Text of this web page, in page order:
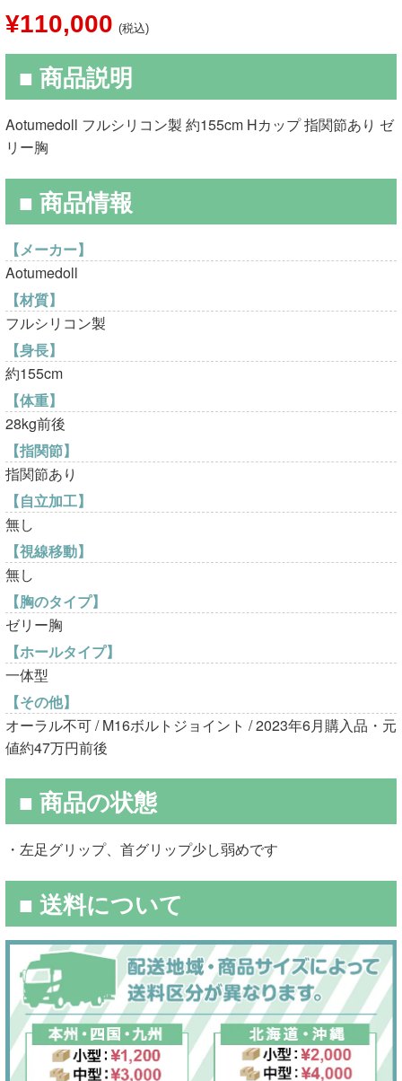
元
の
価
格
は
¥350,000
で
し
た。
¥110,000現
在
の
価
は
¥110,000
(税込)
■ 商品説明
Aotumedoll フルシリコン製 約155cm Hカップ 指関節あり ゼ
リー胸
■ 商品情報
【メーカー】
Aotumedoll
【材質】
フルシリコン製
【身長】
約155cm
【体重】
28kg前後
【指関節】
指関節あり
【自立加工】
無し
【視線移動】
無し
【胸のタイプ】
ゼリー胸
【ホールタイプ】
一体型
【その他】
オーラル不可 / M16ボルトジョイント / 2023年6月購入品・元
値約47万円前後
■ 商品の状態
・左足グリップ、首グリップ少し弱めです
■ 送料について